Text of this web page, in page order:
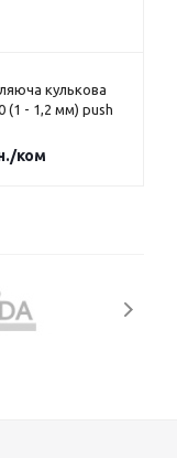
кулькова
(1 - 1,2 мм) push
/ком